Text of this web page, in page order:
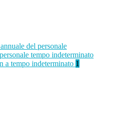
del personale
tempo indeterminato
a tempo indeterminato 1